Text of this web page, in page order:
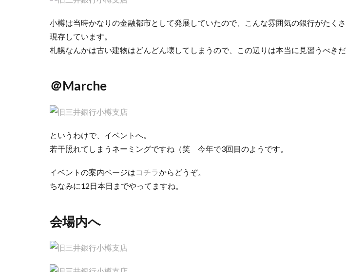
小樽は当時かなりの金融都市として発展していたので、こんな雰囲気の銀行がたく
現存しています。
札幌なんかは古い建物はどんどん壊してしまうので、この辺りは本当に見習うべきだ
＠Marche
というわけで、イベントへ。
若干照れてしまうネーミングですね（笑 今年で3回目のようです。
イベントの案内ページは コチラからどうぞ。
ちなみに12日本日までやってますね。
会場内へ